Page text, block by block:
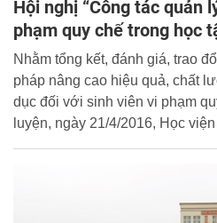
Hội nghị “Công tác quản
phạm quy chế trong học
Nhằm tổng kết, đánh giá, trao
pháp nâng cao hiệu quả, chất lượng công tác quản lý, giáo
dục đối với sinh viên vi phạm quy chế trong học tập, rèn
luyện, ngày 21/4/2016, Học viện Cảnh sát nhân